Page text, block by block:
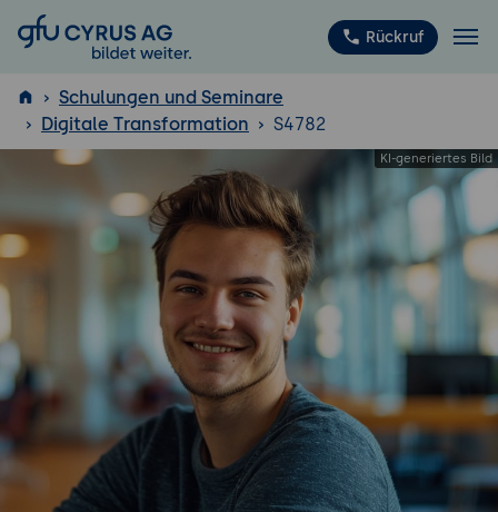
GFU Cyrus AG Rückruf
ISTQB ®
Schulungen und Seminare
Digitale Transformation
S4782